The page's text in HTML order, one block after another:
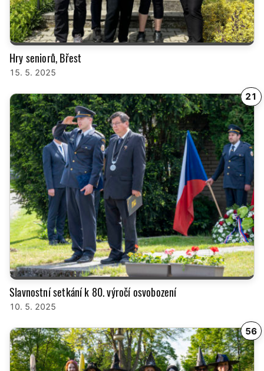
Hry seniorů, Břest
15. 5. 2025
21
Slavnostní setkání k 80. výročí osvobození
10. 5. 2025
56